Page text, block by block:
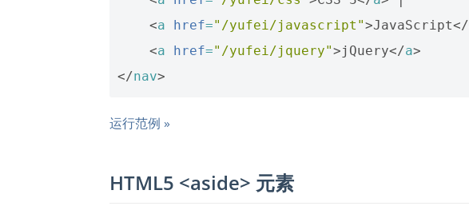
<a href="/yufei/javascript">JavaScript</
<a href="/yufei/jquery">jQuery</a>
</nav>
运行范例 »
HTML5 <aside> 元素